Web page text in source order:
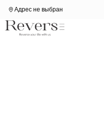
Адрес не выбран